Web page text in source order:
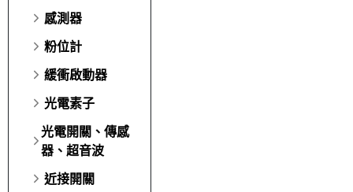
感測器
粉位計
緩衝啟動器
光電素子
光電開關、傳感
器、超音波
近接開關